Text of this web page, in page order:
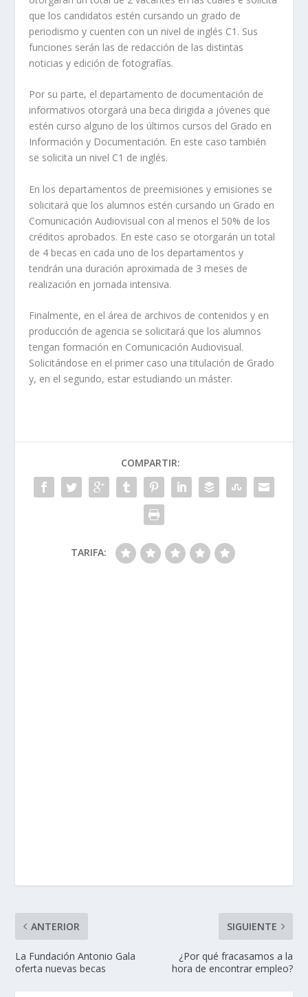
que los candidatos estén cursando un grado de
periodismo y cuenten con un nivel de inglés C1. Sus
funciones serán las de redacción de las distintas
noticias y edición de fotografías.
Por su parte, el departamento de documentación de
informativos otorgará una beca dirigida a jóvenes que
estén curso alguno de los últimos cursos del Grado en
Información y Documentación. En este caso también
se solicita un nivel C1 de inglés.
En los departamentos de preemisiones y emisiones se
solicitará que los alumnos estén cursando un Grado en
Comunicación Audiovisual con al menos el 50% de los
créditos aprobados. En este caso se otorgarán un total
de 4 becas en cada uno de los departamentos y
tendrán una duración aproximada de 3 meses de
realización en jornada intensiva.
Finalmente, en el área de archivos de contenidos y en
producción de agencia se solicitará que los alumnos
tengan formación en Comunicación Audiovisual.
Solicitándose en el primer caso una titulación de Grado
y, en el segundo, estar estudiando un máster.
COMPARTIR:
TARIFA:
ANTERIOR
La Fundación Antonio Gala
oferta nuevas becas
SIGUIENTE
¿Por qué fracasamos a la
hora de encontrar empleo?